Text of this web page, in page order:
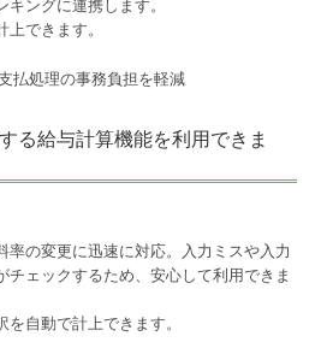
ングに連携します。
できます。
る給与計算機能を利用できま
率の変更に迅速に対応。入力ミスや入力
チェックするため、安心して利用できま
自動で計上できます。